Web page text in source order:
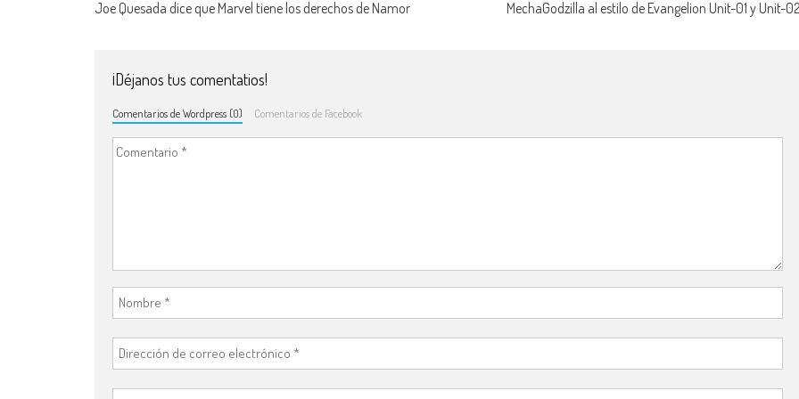
Joe Quesada dice que Marvel tiene los derechos de Namor MechaGodzilla al estilo de Evangelion Unit-01 y Unit-02
¡Déjanos tus comentatios!
Comentarios de Wordpress (0) Comentarios de Facebook